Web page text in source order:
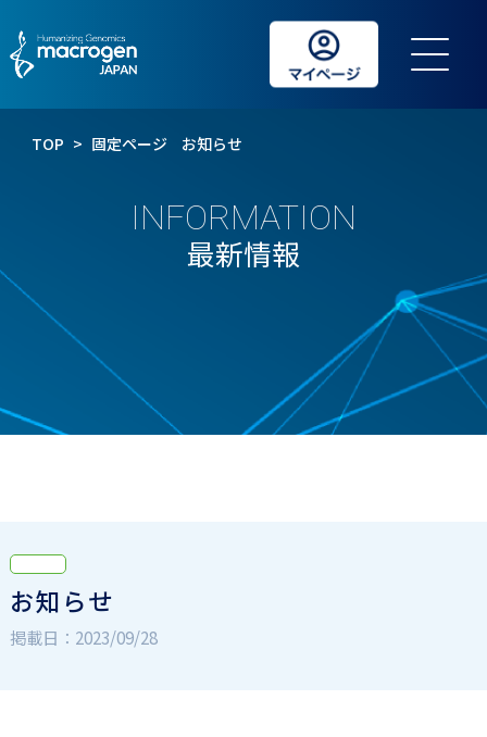
TOP > 固定ページ お知らせ
INFORMATION
最新情報
お知らせ
掲載日：2023/09/28